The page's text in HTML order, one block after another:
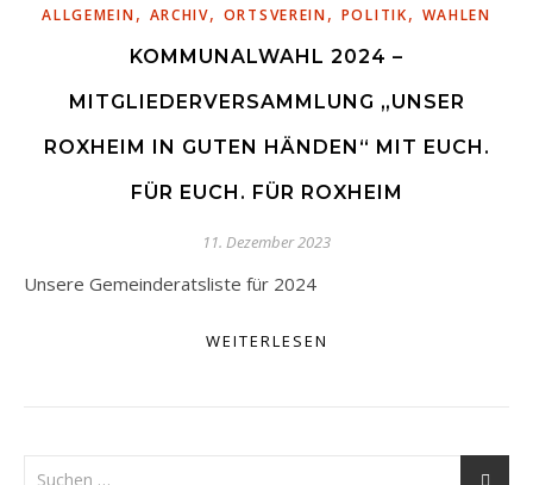
ALLGEMEIN, ARCHIV, ORTSVEREIN, POLITIK, WAHLEN
KOMMUNALWAHL 2024 –
MITGLIEDERVERSAMMLUNG „UNSER
ROXHEIM IN GUTEN HÄNDEN“ MIT EUCH.
FÜR EUCH. FÜR ROXHEIM
11. Dezember 2023
Unsere Gemeinderatsliste für 2024
WEITERLESEN